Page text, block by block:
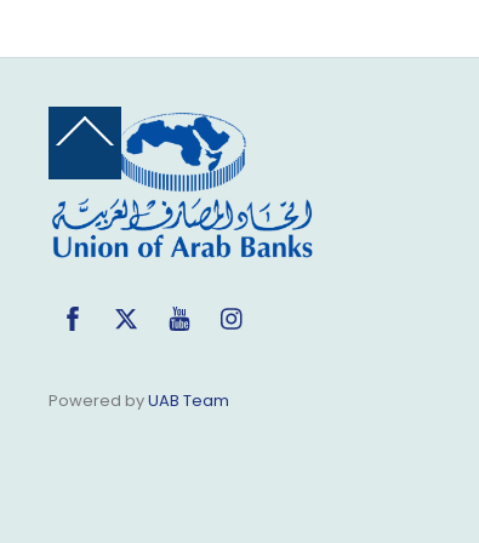
Back
Top
Facebook
Twitter YouTube
Powered byUAB Team